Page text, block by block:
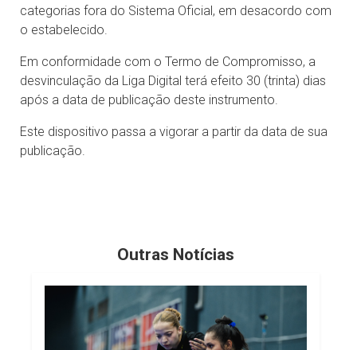
categorias fora do Sistema Oficial, em desacordo com
o estabelecido.
Em conformidade com o Termo de Compromisso, a
desvinculação da Liga Digital terá efeito 30 (trinta) dias
após a data de publicação deste instrumento.
Este dispositivo passa a vigorar a partir da data de sua
publicação.
Outras Notícias